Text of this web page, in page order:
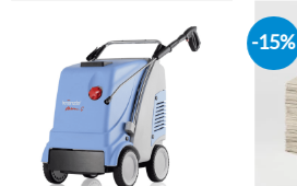
-15%